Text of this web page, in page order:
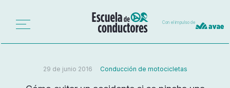
Con el impulso de
29 de junio 2016 Conducción de motocicletas